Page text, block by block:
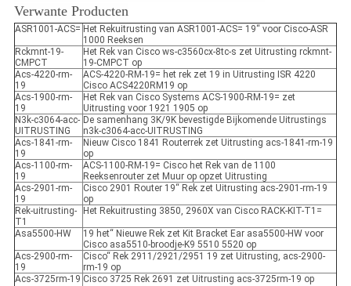
Verwante Producten
ASR1001-ACS= Het Rekuitrusting van ASR1001-ACS= 19“ voor Cisco-ASR
1000 Reeksen
Rckmnt-19-
CMPCT
Het Rek van Cisco ws-c3560cx-8tc-s zet Uitrusting rckmnt-
19-CMPCT op
Acs-4220-rm-
19
ACS-4220-RM-19= het rek zet 19 in Uitrusting ISR 4220
Cisco ACS4220RM19 op
Acs-1900-rm-
19
Het Rek van Cisco Systems ACS-1900-RM-19= zet
Uitrusting voor 1921 1905 op
N3k-c3064-acc-
UITRUSTING
De samenhang 3K/9K bevestigde Bijkomende Uitrustings
n3k-c3064-acc-UITRUSTING
Acs-1841-rm-
19
Nieuw Cisco 1841 Routerrek zet Uitrusting acs-1841-rm-19
op
Acs-1100-rm-
19
ACS-1100-RM-19= Cisco het Rek van de 1100
Reeksenrouter zet Muur op opzet Uitrusting
Acs-2901-rm-
19
Cisco 2901 Router 19“ Rek zet Uitrusting acs-2901-rm-19
op
Rek-uitrusting-
T1
Het Rekuitrusting 3850, 2960X van Cisco RACK-KIT-T1=
Asa5500-HW
19 het“ Nieuwe Rek zet Kit Bracket Ear asa5500-HW voor
Cisco asa5510-broodje-K9 5510 5520 op
Acs-2900-rm-
19
Cisco“ Rek 2911/2921/2951 19 zet Uitrusting, acs-2900-
rm-19 op
Acs-3725rm-19 Cisco 3725 Rek 2691 zet Uitrusting acs-3725rm-19 op